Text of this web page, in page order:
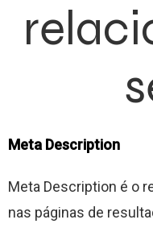
Meta Description
Meta Description é o
nas páginas de